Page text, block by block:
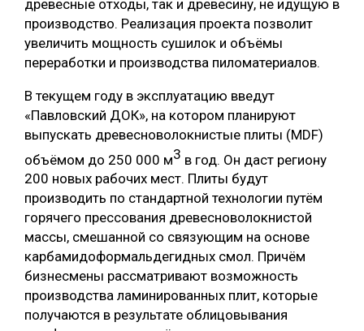
древесные отходы, так и древесину, не идущую в
производство. Реализация проекта позволит
увеличить мощность сушилок и объёмы
переработки и производства пиломатериалов.
В текущем году в эксплуатацию введут
«Павловский ДОК», на котором планируют
выпускать древесноволокнистые плиты (MDF)
объёмом до 250 000 м3 в год. Он даст региону
200 новых рабочих мест. Плиты будут
производить по стандартной технологии путём
горячего прессования древесноволокнистой
массы, смешанной со связующим на основе
карбамидоформальдегидных смол. Причём
бизнесмены рассматривают возможность
производства ламинированных плит, которые
получаются в результате облицовывания